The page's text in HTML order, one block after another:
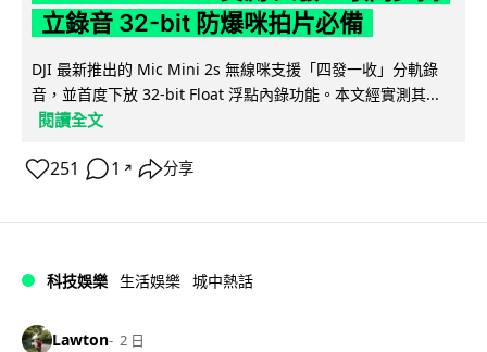
立錄音 32-bit 防爆咪拍片必備
DJI 最新推出的 Mic Mini 2s 無線咪支援「四發一收」分軌錄
音，並首度下放 32-bit Float 浮點內錄功能。本文經實測其...
閱讀全文
251 1 ↗ 分享
科技娛樂 生活娛樂 城中熱話
Lawton 2 日